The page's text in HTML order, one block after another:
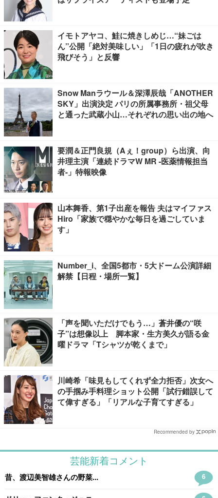
イモトアヤコ、鮭に焼きしめじ…“妹ごは
ん”公開「絶対美味しい」「1日の疲れが吹き
飛びそう」と反響
Snow Manラウール＆深澤辰哉「ANOTHER
SKY」出演決定 パリの所属事務所・祖父母
と通った武蔵小山…それぞれの思い出の地へ
要潤＆正門良規（Aぇ！group）ら出演、向
井理主演「連続ドラマW MR -医薬情報担当
者-」特報映像
山本舞香、第1子出産を報告 夫はマイファス
Hiro「家族で穏やかな毎日を過ごしていま
す」
Number_i、全国5都市・5大ドーム公演詳細
解禁【日程・場所一覧】
「声を聞いただけでもう…」蒼井優の“咲
子”は想像以上 脚本家・生方美久が語る金
曜ドラマ「Tシャツが乾くまで」
川崎希「味見もしてくれず全力拒否」次女へ
の手掴み手料理ショット公開「試行錯誤して
て偉すぎる」「リアルな子育てすぎる」
Recommended by